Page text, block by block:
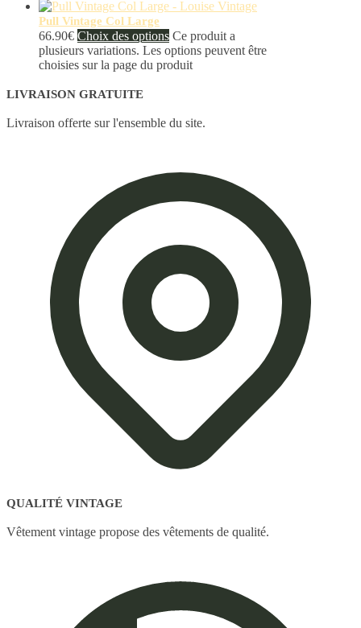
Pull Vintage Col Large
66.90€ Choix des options Ce produit a
plusieurs variations. Les options peuvent être
choisies sur la page du produit
LIVRAISON GRATUITE
Livraison offerte sur l'ensemble du site.
QUALITÉ VINTAGE
Vêtement vintage propose des vêtements de qualité.